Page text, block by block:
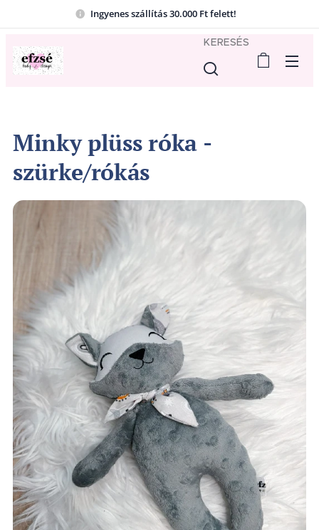
Ingyenes szállítás 30.000 Ft felett!
KERESÉS
Minky plüss róka -
szürke/rókás